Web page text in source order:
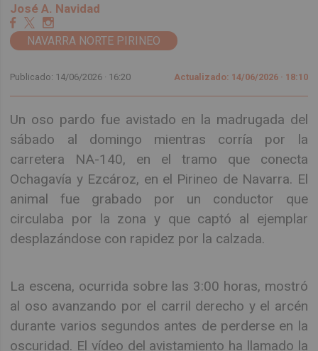
José A. Navidad
NAVARRA NORTE PIRINEO
Publicado: 14/06/2026 · 16:20 Actualizado: 14/06/2026 · 18:10
Un oso pardo fue avistado en la madrugada del
sábado al domingo mientras corría por la
carretera NA-140, en el tramo que conecta
Ochagavía y Ezcároz, en el Pirineo de Navarra. El
animal fue grabado por un conductor que
circulaba por la zona y que captó al ejemplar
desplazándose con rapidez por la calzada.
La escena, ocurrida sobre las 3:00 horas, mostró
al oso avanzando por el carril derecho y el arcén
durante varios segundos antes de perderse en la
oscuridad. El vídeo del avistamiento ha llamado la